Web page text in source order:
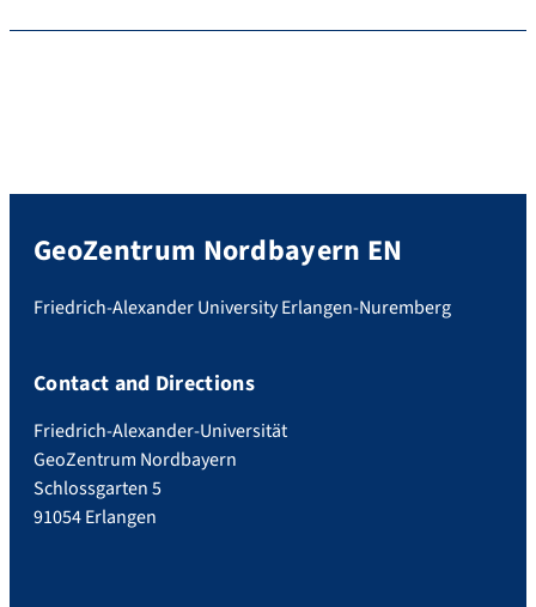
GeoZentrum Nordbayern EN
Friedrich-Alexander University Erlangen-Nuremberg
Contact and Directions
Friedrich-Alexander-Universität
GeoZentrum Nordbayern
Schlossgarten 5
91054 Erlangen